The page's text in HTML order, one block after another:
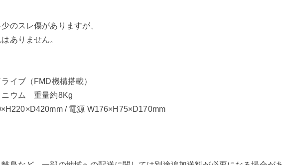
のスレ傷がありますが、
ありません。
イブ（FMD機構搭載）
ニウム 重量約8Kg
/ 電源 W176×H75×D170mm